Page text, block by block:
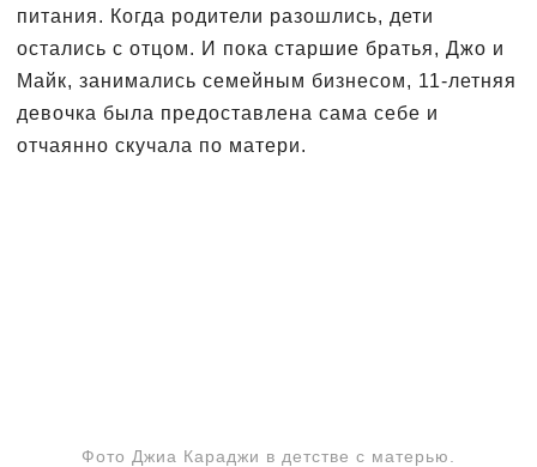
питания. Когда родители разошлись, дети
остались с отцом. И пока старшие братья, Джо и
Майк, занимались семейным бизнесом, 11-летняя
девочка была предоставлена сама себе и
отчаянно скучала по матери.
Фото Джиа Караджи в детстве с матерью.